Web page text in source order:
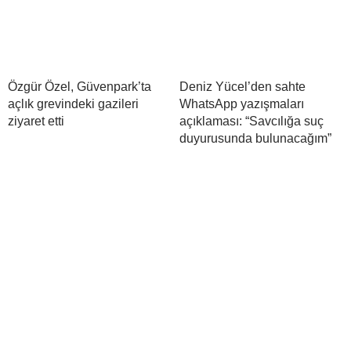
Özgür Özel, Güvenpark’ta
açlık grevindeki gazileri
ziyaret etti
Deniz Yücel’den sahte
WhatsApp yazışmaları
açıklaması: “Savcılığa suç
duyurusunda bulunacağım”